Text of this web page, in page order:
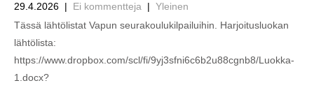
29.4.2026 | Ei kommentteja | Yleinen
Tässä lähtölistat Vapun seurakoulukilpailuihin. Harjoitusluokan
lähtölista:
https://www.dropbox.com/scl/fi/9yj3sfni6c6b2u88cgnb8/Luokka-
1.docx?